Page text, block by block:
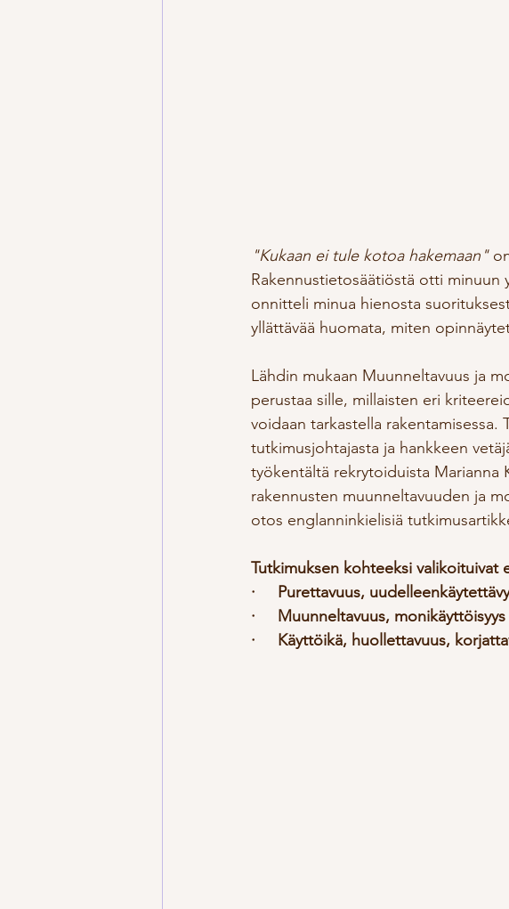
"Kukaan ei tule kotoa hakemaan"
Rakennustietosäätiöstä otti
onnitteli minua hienosta
yllättävää huomata, miten
Lähdin mukaan Muunneltavuus ja
perustaa sille, millaisten eri
voidaan tarkastella
tutkimusjohtajasta ja hankkeen
työkentältä rekrytoiduista Marianna
rakennusten muunneltavuuden ja
otos englanninkielisiä
Tutkimuksen kohteeksi
·     Purettavuus,
·     Muunneltavuus, monikäyttöisyys​
·     Käyttöikä, huollettavuus,